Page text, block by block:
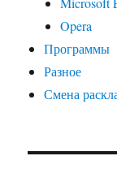
Opera
Программы
Разное
Смена